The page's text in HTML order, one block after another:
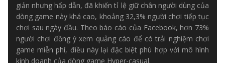
giản nhưng hấp dẫn, đã khiến tỉ lệ giữ chân người dùng của
dòng game này khá cao, khoảng 32,3% người chơi tiếp tục
chơi sau ngày đầu. Theo báo cáo của Facebook, hơn 73%
người chơi đồng ý xem quảng cáo để có trải nghiệm chơi
game miễn phí, điều này lại đặc biệt phù hợp với mô hình
kinh doanh của dòng game Hyper-casual.